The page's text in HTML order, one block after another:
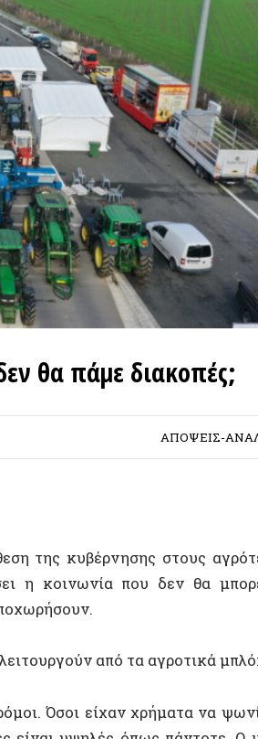
πάμε διακοπές;
ΑΠΟΨΕΙΣ-ΑΝΑΛΥΣΕΙΣ
που δεν θα μπορεί να
από τα αγροτικά μπλόκα.
είχαν χρήματα να ψωνίσουν
ήδη στα ύψη και δεν φταίνε οι
από τις 15 του μήνα.